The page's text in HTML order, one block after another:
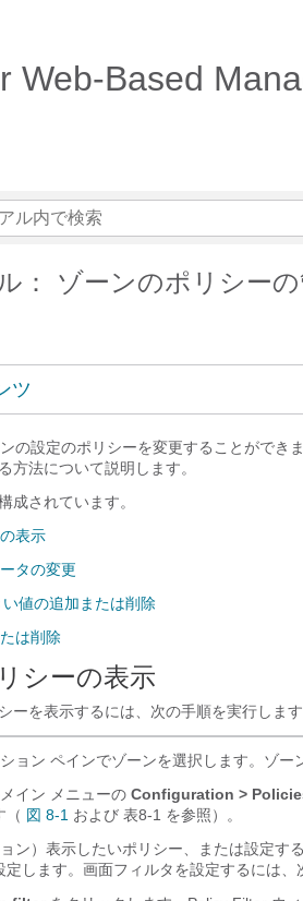
Web-Based
： ゾーンのポリシーの
ツ
の設定のポリシーを変更することができ
方法について説明します。
成されています。
表示
タの変更
値の追加または削除
は削除
シーの表示
ーを表示するには、次の手順を実行します
ョン ペインでゾーンを選択します。ゾー
イン メニューの Configuration >
（ 図 8-1 および 表8-1 を参照）。
ョン）表示したいポリシー、または設定す
定します。画面フィルタを設定するには、